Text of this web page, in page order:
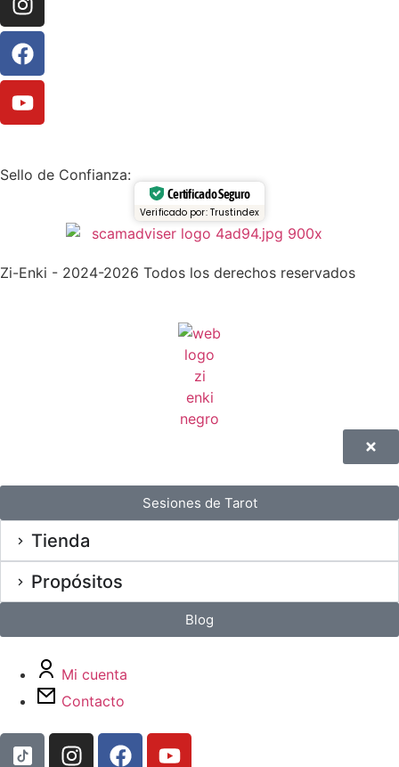
Sello de Confianza:
Certificado Seguro
Verificado por: Trustindex
Zi-Enki - 2024-2026 Todos los derechos reservados
Sesiones de Tarot
Tienda
Propósitos
Blog
Mi cuenta
Contacto